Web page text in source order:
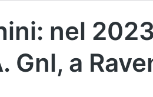
nel
Gnl, a